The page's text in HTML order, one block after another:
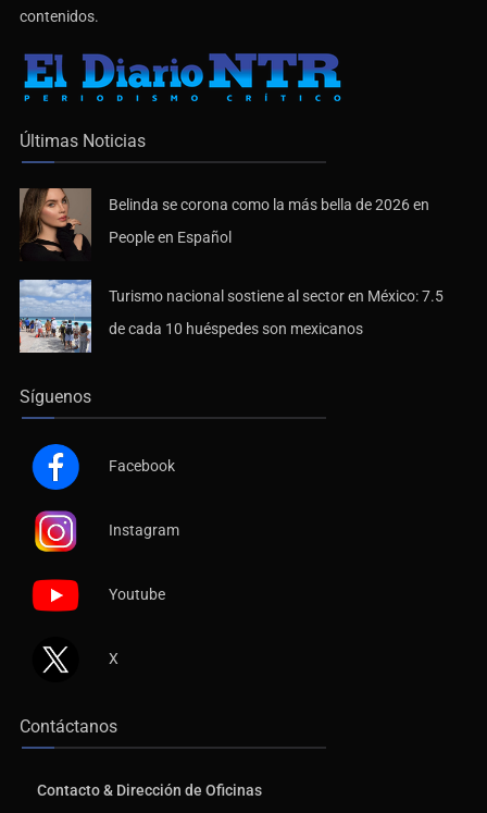
contenidos.
Últimas Noticias
Belinda se corona como la más bella de 2026 en
People en Español
Turismo nacional sostiene al sector en México: 7.5
de cada 10 huéspedes son mexicanos
Síguenos
Facebook
Instagram
Youtube
X
Contáctanos
Contacto & Dirección de Oficinas